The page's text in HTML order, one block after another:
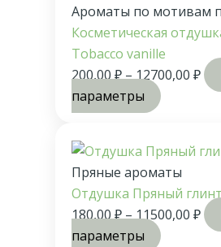
Ароматы по мотивам
Косметическая
Tobacco vanille
200,00₽–12700,00 ₽
параметры
Пряные ароматы
Отдушка Пряный
180,00₽–11500,00 ₽
параметры